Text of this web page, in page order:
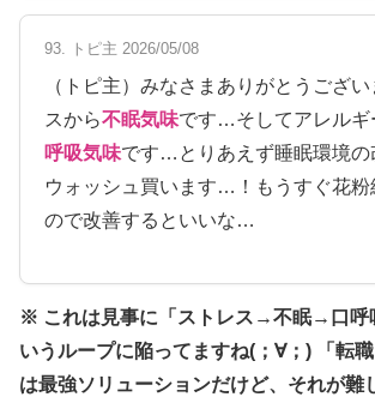
93. トピ主 2026/05/08
（トピ主）みなさまありがとうござ
スから不眠気味です…そしてアレルギ
呼吸気味です…とりあえず睡眠環境の
ウォッシュ買います…！もうすぐ花粉
ので改善するといいな…
※ これは見事に「ストレス→不眠→口呼
いうループに陥ってますね(；∀；) 「転職
は最強ソリューションだけど、それが難